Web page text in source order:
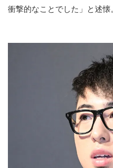
衝撃的なことでした」と述懐。